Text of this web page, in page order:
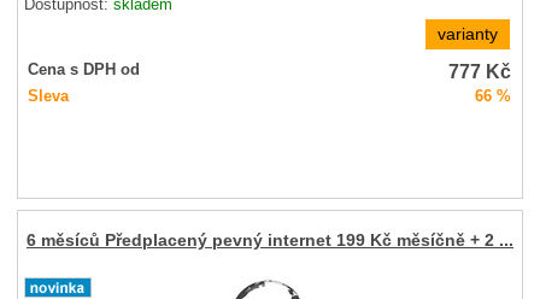
Dostupnost:skladem
varianty
Cena s DPH od 777 Kč
Sleva 66 %
6 měsíců Předplacený pevný internet 199 Kč měsíčně + 2 ...